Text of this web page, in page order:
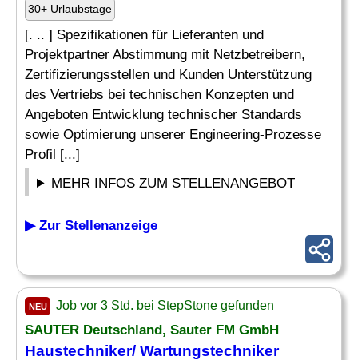
30+ Urlaubstage
[. .. ] Spezifikationen für Lieferanten und
Projektpartner Abstimmung mit Netzbetreibern,
Zertifizierungsstellen und Kunden Unterstützung
des Vertriebs bei technischen Konzepten und
Angeboten Entwicklung technischer Standards
sowie Optimierung unserer Engineering-Prozesse
Profil [...]
MEHR INFOS ZUM STELLENANGEBOT
▶ Zur Stellenanzeige
NEU Job vor 3 Std. bei StepStone gefunden
SAUTER Deutschland, Sauter FM GmbH
Haustechniker/ Wartungstechniker